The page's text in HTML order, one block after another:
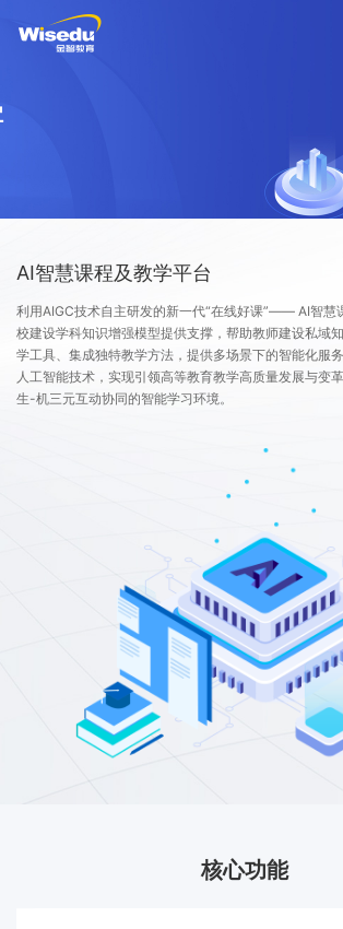
解决方案
案例中心
市场动态
支持与服务
联系我们
金智教育研究院
AI智慧课程及教学平台
利用AIGC技术自主研发的新一代“在线好课”—— AI智慧
校建设学科知识增强模型提供支撑，帮助教师建设私域
学工具、集成独特教学方法，提供多场景下的智能化服
人工智能技术，实现引领高等教育教学高质量发展与变
生-机三元互动协同的智能学习环境。
核心功能